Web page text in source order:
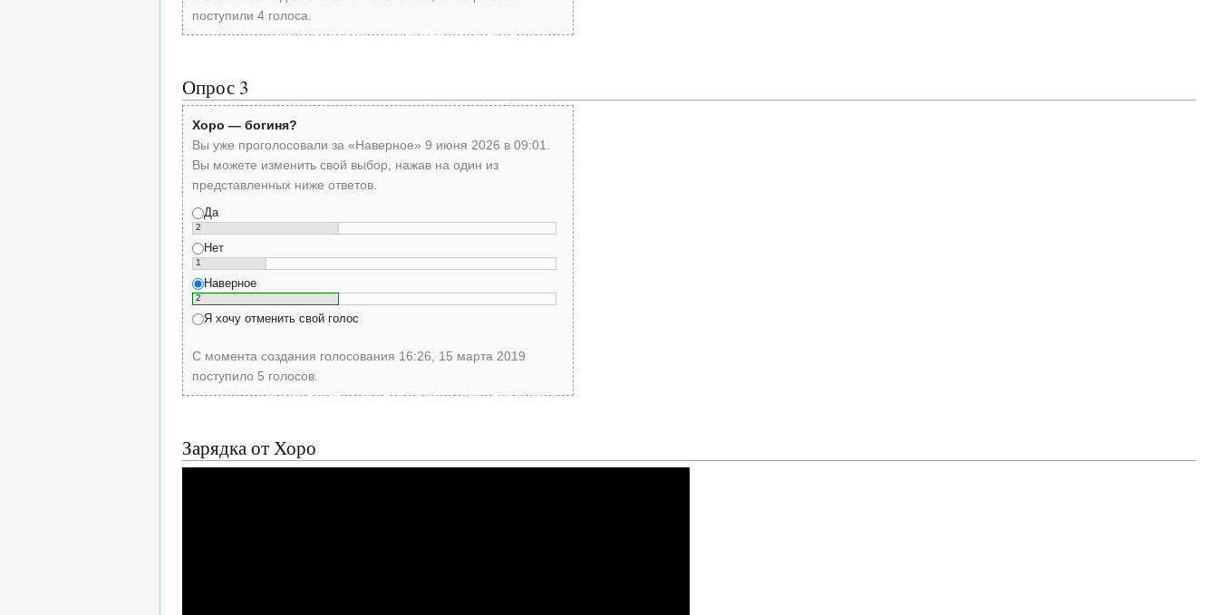
поступили 4 голоса.
poll-id 5F78310C23C46D9897989318FA310D17
Опрос 3
Хоро — богиня?
Вы уже проголосовали за «Наверное» 9 июня 2026 в 09:01.
Вы можете изменить свой выбор, нажав на один из
представленных ниже ответов.
Да
2
Нет
1
Наверное
2
Я хочу отменить свой голос
С момента создания голосования 16:26, 15 марта 2019
поступило 5 голосов.
poll-id E8155FC1FFB0FC870F924BF7E087DA9D
Зарядка от Хоро